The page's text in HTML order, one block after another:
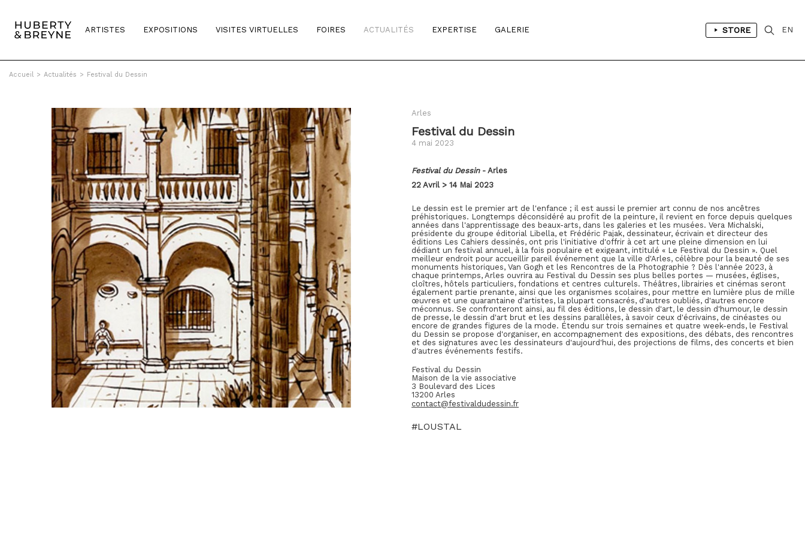
ARTISTES EXPOSITIONS VISITES VIRTUELLES FOIRES ACTUALITÉS EXPERTISE GALERIE STORE EN
Accueil > Actualités > Festival du Dessin
Arles
Festival du Dessin
4 mai 2023
Festival du Dessin- Arles
22 Avril > 14 Mai 2023
Le dessin est le premier art de l'enfance ; il est aussi le premier art connu de nos ancêtres
préhistoriques. Longtemps déconsidéré au profit de la peinture, il revient en force depuis quelques
années dans l'apprentissage des beaux-arts, dans les galeries et les musées. Vera Michalski,
présidente du groupe éditorial Libella, et Frédéric Pajak, dessinateur, écrivain et directeur des
éditions Les Cahiers dessinés, ont pris l'initiative d'offrir à cet art une pleine dimension en lui
dédiant un festival annuel, à la fois populaire et exigeant, intitulé « Le Festival du Dessin ». Quel
meilleur endroit pour accueillir pareil événement que la ville d'Arles, célèbre pour la beauté de ses
monuments historiques, Van Gogh et les Rencontres de la Photographie ? Dès l'année 2023, à
chaque printemps, Arles ouvrira au Festival du Dessin ses plus belles portes — musées, églises,
cloîtres, hôtels particuliers, fondations et centres culturels. Théâtres, librairies et cinémas seront
également partie prenante, ainsi que les organismes scolaires, pour mettre en lumière plus de mille
œuvres et une quarantaine d'artistes, la plupart consacrés, d'autres oubliés, d'autres encore
méconnus. Se confronteront ainsi, au fil des éditions, le dessin d'art, le dessin d'humour, le dessin
de presse, le dessin d'art brut et les dessins parallèles, à savoir ceux d'écrivains, de cinéastes ou
encore de grandes figures de la mode. Étendu sur trois semaines et quatre week-ends, le Festival
du Dessin se propose d'organiser, en accompagnement des expositions, des débats, des rencontres
et des signatures avec les dessinateurs d'aujourd'hui, des projections de films, des concerts et bien
d'autres événements festifs.
Festival du Dessin
Maison de la vie associative
3 Boulevard des Lices
13200 Arles
contact@festivaldudessin.fr
#LOUSTAL